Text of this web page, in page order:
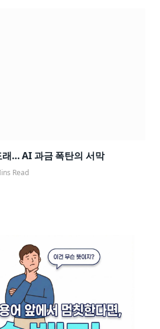
래… AI 과금 폭탄의 서막
Read